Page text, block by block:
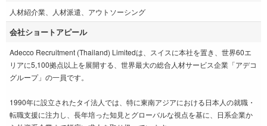
人材紹介業、人材派遣、アウトソーシング
会社ショートアピール
Adecco Recruitment (Thailand) Limitedは、スイスに本社を置き、世界60エ
リアに5,100拠点以上を展開する、世界最大の総合人材サービス企業「アデコ
グループ」の一員です。
1990年に設立されたタイ法人では、特に東南アジアにおける日本人の就職・
転職支援に注力し、長年培った知見とグローバルな視点を基に、日系企業か